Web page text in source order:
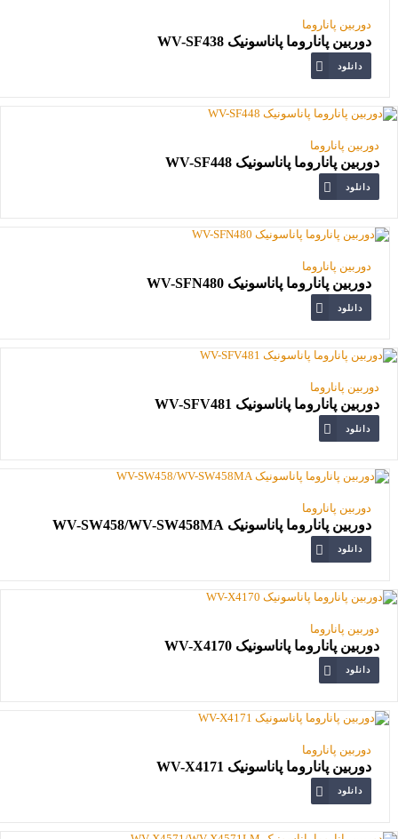
دوربین پاناروما
دوربین پاناروما پاناسونیک WV-SF438
دانلود
دوربین پاناروما
دوربین پاناروما پاناسونیک WV-SF448
دانلود
دوربین پاناروما
دوربین پاناروما پاناسونیک WV-SFN480
دانلود
دوربین پاناروما
دوربین پاناروما پاناسونیک WV-SFV481
دانلود
دوربین پاناروما
دوربین پاناروما پاناسونیک WV-SW458/WV-SW458MA
دانلود
دوربین پاناروما
دوربین پاناروما پاناسونیک WV-X4170
دانلود
دوربین پاناروما
دوربین پاناروما پاناسونیک WV-X4171
دانلود